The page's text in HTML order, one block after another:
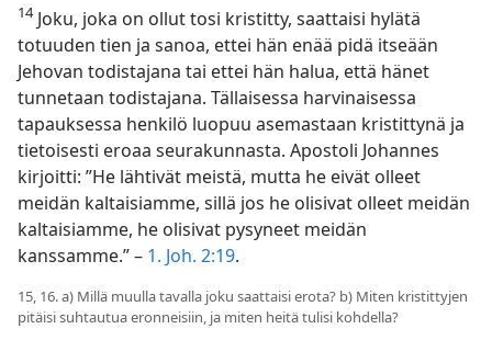
14Joku, joka on ollut tosi kristitty, saattaisi hylätä
totuuden tien ja sanoa, ettei hän enää pidä itseään
Jehovan todistajana tai ettei hän halua, että hänet
tunnetaan todistajana. Tällaisessa harvinaisessa
tapauksessa henkilö luopuu asemastaan kristittynä ja
tietoisesti eroaa seurakunnasta. Apostoli Johannes
kirjoitti: ”He lähtivät meistä, mutta he eivät olleet
meidän kaltaisiamme, sillä jos he olisivat olleet meidän
kaltaisiamme, he olisivat pysyneet meidän
kanssamme.” – 1. Joh. 2:19.
15, 16. a) Millä muulla tavalla joku saattaisi erota? b) Miten kristittyjen
pitäisi suhtautua eronneisiin, ja miten heitä tulisi kohdella?